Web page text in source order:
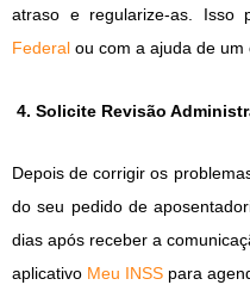
atraso e regularize-as. Isso
Federal ou com a ajuda de um
4. Solicite Revisão
Depois de corrigir os
do seu pedido de
dias após receber a
aplicativo Meu INSS para